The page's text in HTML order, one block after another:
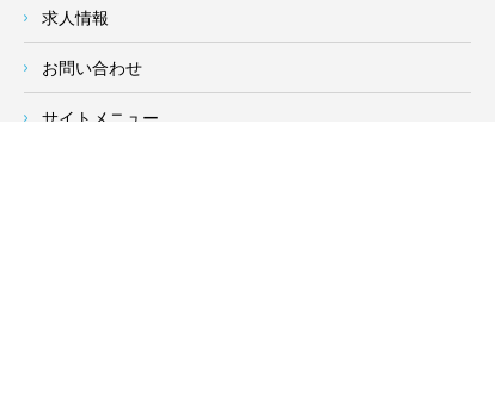
求人情報
お問い合わせ
サイトメニュー